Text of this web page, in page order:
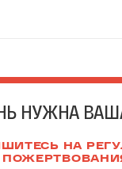
НУЖНА
НА